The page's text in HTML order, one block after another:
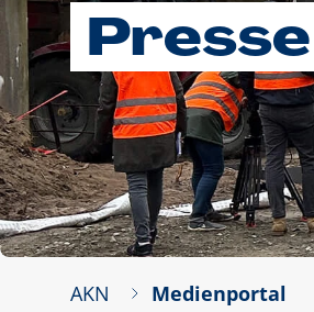
Presse
AKN Medienportal